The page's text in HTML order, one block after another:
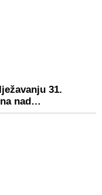
31.
nad…